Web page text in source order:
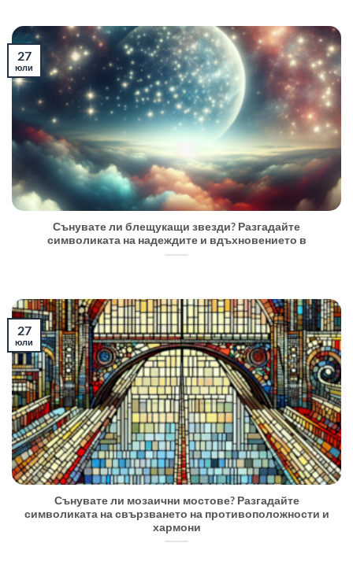
Сънувате ли блещукащи звезди? Разгадайте
символиката на надеждите и вдъхновението в
27
юли
Сънувате ли мозаични мостове? Разгадайте
символиката на свързването на противоположности и
хармони
27
юли